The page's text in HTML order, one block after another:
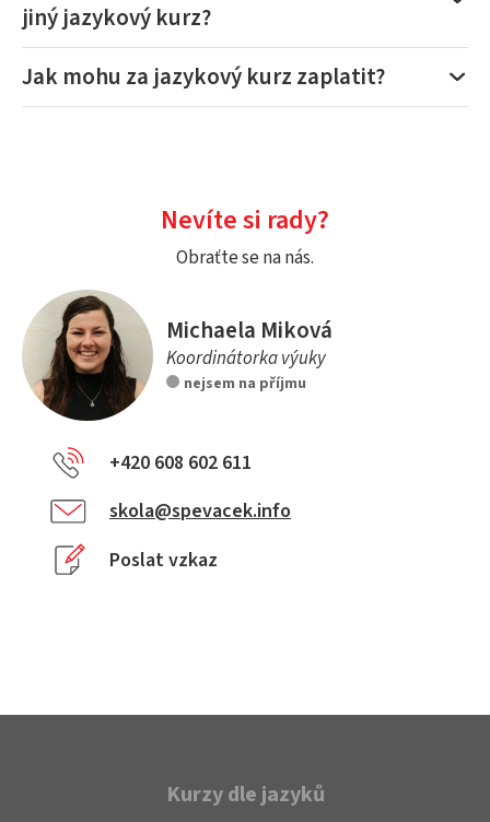
jiný jazykový kurz?
Jak mohu za jazykový kurz zaplatit?
Nevíte si rady?
Obraťte se na nás.
Michaela Miková
Koordinátorka výuky
nejsem na příjmu
+420 608 602 611
skola@spevacek.info
Poslat vzkaz
Kurzy dle jazyků